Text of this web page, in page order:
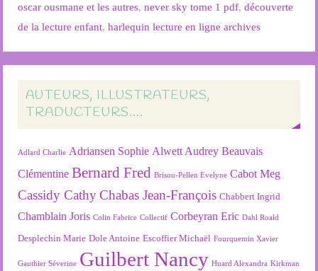
oscar ousmane et les autres,never sky tome 1 pdf,découverte
de la lecture enfant,harlequin lecture en ligne archives
AUTEURS, ILLUSTRATEURS,
TRADUCTEURS….
Adlard Charlie Adriansen Sophie Alwett Audrey Beauvais
Clémentine Bernard Fred Brisou-Pellen Evelyne Cabot Meg
Cassidy Cathy Chabas Jean-François Chabbert Ingrid
Chamblain Joris Colin Fabrice Collectif Corbeyran Eric Dahl Roald
Desplechin Marie Dole Antoine Escoffier Michaël Fourquemin Xavier
Gauthier Séverine Guilbert Nancy Huard Alexandra Kirkman